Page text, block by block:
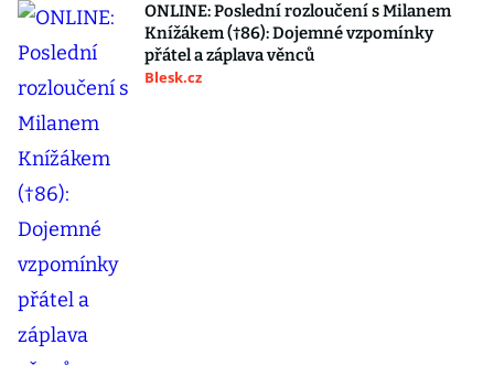
ONLINE: Poslední rozloučení s Milanem
Knížákem (†86): Dojemné vzpomínky
přátel a záplava věnců
Blesk.cz